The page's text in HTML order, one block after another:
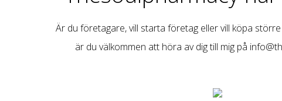
Är du företagare, vill starta företag eller vill köpa
är du välkommen att höra av dig till mig på